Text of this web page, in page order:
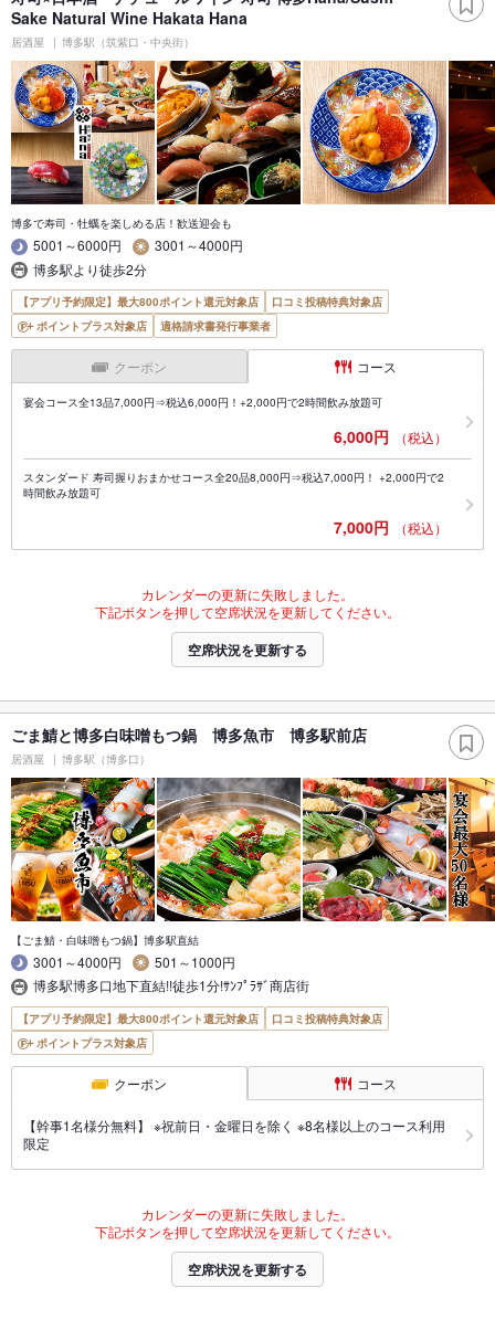
Sake Natural Wine Hakata Hana
居酒屋 博多駅（筑紫口・中央街）
博多で寿司・牡蠣を楽しめる店！歓送迎会も
5001～6000円
3001～4000円
博多駅より徒歩2分
【アプリ予約限定】最大800ポイント還元対象店
口コミ投稿特典対象店
ポイントプラス対象店
適格請求書発行事業者
クーポン コース
宴会コース全13品7,000円⇒税込6,000円！+2,000円で2時間飲み放題可
6,000円 （税込）
スタンダード 寿司握りおまかせコース全20品8,000円⇒税込7,000円！ +2,000円で2
時間飲み放題可
7,000円 （税込）
カレンダーの更新に失敗しました。
下記ボタンを押して空席状況を更新してください。
空席状況を更新する
ごま鯖と博多白味噌もつ鍋 博多魚市 博多駅前店
居酒屋 博多駅（博多口）
【ごま鯖・白味噌もつ鍋】博多駅直結
3001～4000円
501～1000円
博多駅博多口地下直結!!徒歩1分!ｻﾝﾌﾟﾗｻﾞ商店街
【アプリ予約限定】最大800ポイント還元対象店
口コミ投稿特典対象店
ポイントプラス対象店
クーポン コース
【幹事1名様分無料】 ※祝前日・金曜日を除く ※8名様以上のコース利用
限定
カレンダーの更新に失敗しました。
下記ボタンを押して空席状況を更新してください。
空席状況を更新する